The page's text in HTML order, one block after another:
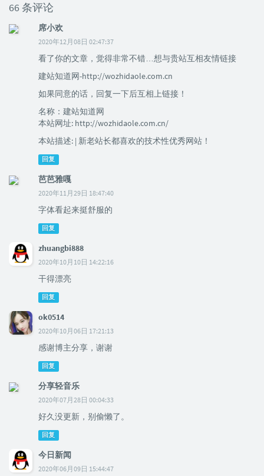
66 条评论
席小欢
2020年12月08日 02:47:37
看了你的文章，觉得非常不错…想与贵站互相友情链接
建站知道网-http://wozhidaole.com.cn
如果同意的话，回复一下后互相上链接！
名称：建站知道网
本站网址: http://wozhidaole.com.cn/
本站描述: | 新老站长都喜欢的技术性优秀网站！
回复
芭芭雅嘎
2020年11月29日 18:47:40
字体看起来挺舒服的
回复
zhuangbi888
2020年10月10日 14:22:16
干得漂亮
回复
ok0514
2020年10月06日 17:21:13
感谢博主分享，谢谢
回复
分享轻音乐
2020年07月28日 00:04:33
好久没更新，别偷懒了。
回复
今日新闻
2020年06月09日 15:44:47